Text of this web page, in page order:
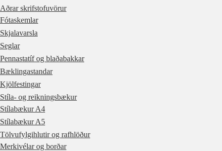
Aðrar skrifstofuvörur
Fótaskemlar
Skjalavarsla
Seglar
Pennastatíf og blaðabakkar
Bæklingastandar
Kjölfestingar
Stíla- og reikningsbækur
Stílabækur A4
Stílabækur A5
Tölvufylgihlutir og rafhlöður
Merkivélar og borðar